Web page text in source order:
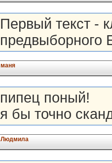
Первый текст -
предвыборного
маня
пипец поный!
я бы точно
Людмила